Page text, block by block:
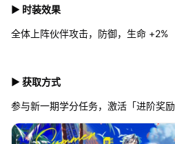
▶ 时装效果
全体上阵伙伴攻击，防御，生命 +2%
▶ 获取方式
参与新一期学分任务，激活「进阶奖励